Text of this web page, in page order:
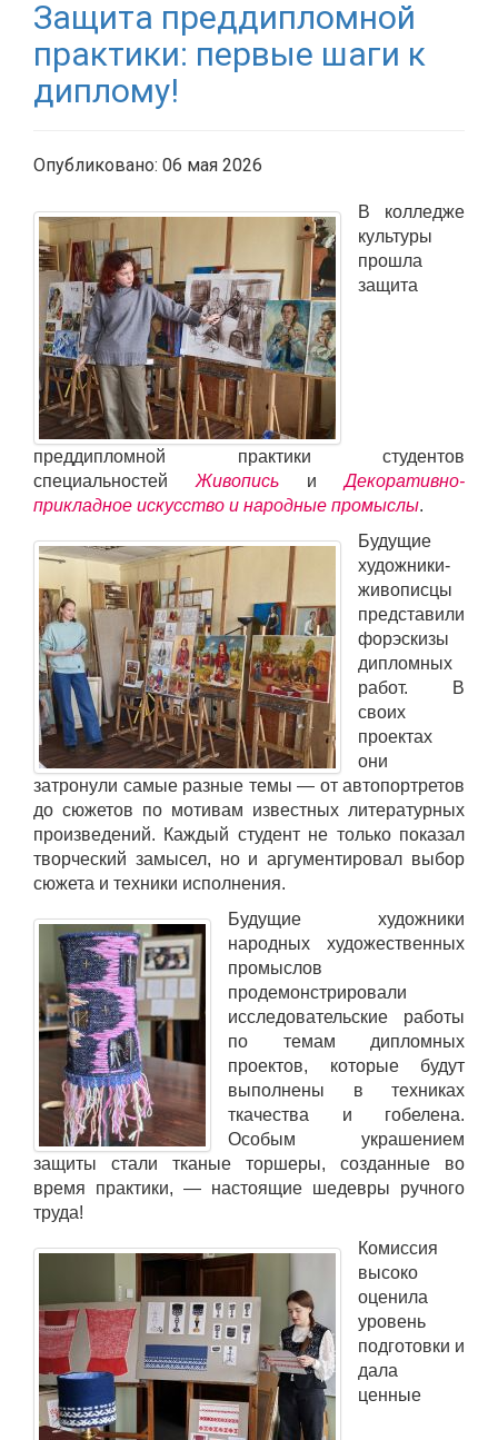
Защита преддипломной
практики: первые шаги к
диплому!
Опубликовано: 06 мая 2026
В колледже
культуры
прошла
защита
преддипломной практики студентов
специальностей Живопись иДекоративно-
прикладное искусство и народные промыслы.
Будущие
художники-
живописцы
представили
форэскизы
дипломных
работ. В
своих
проектах
они
затронули самые разные темы — от автопортретов
до сюжетов по мотивам известных литературных
произведений. Каждый студент не только показал
творческий замысел, но и аргументировал выбор
сюжета и техники исполнения.
Будущие художники
народных художественных
промыслов
продемонстрировали
исследовательские работы
по темам дипломных
проектов, которые будут
выполнены в техниках
ткачества и гобелена.
Особым украшением
защиты стали тканые торшеры, созданные во
время практики, — настоящие шедевры ручного
труда!
Комиссия
высоко
оценила
уровень
подготовки и
дала
ценные